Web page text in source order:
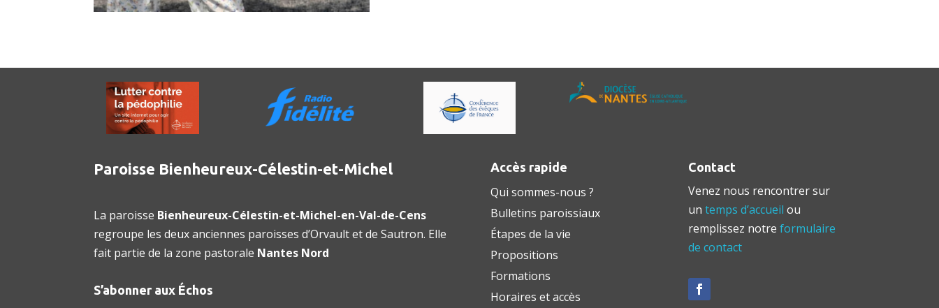
Paroisse Bienheureux-Célestin-et-Michel
La paroisse Bienheureux-Célestin-et-Michel-en-Val-de-Cens
regroupe les deux anciennes paroisses d’Orvault et de Sautron. Elle
fait partie de la zone pastorale Nantes Nord
S’abonner aux Échos
Accès rapide
Qui sommes-nous ?
Bulletins paroissiaux
Étapes de la vie
Propositions
Formations
Horaires et accès
Contact
Venez nous rencontrer sur
untemps d’accueil ou
remplissez notreformulaire
de contact